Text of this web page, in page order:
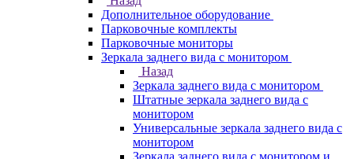
Дополнительное оборудование
Парковочные комплекты
Парковочные мониторы
Зеркала заднего вида с монитором
Назад
Зеркала заднего вида с монитором
Штатные зеркала заднего вида с
монитором
Универсальные зеркала заднего вида с
монитором
Зеркала заднего вида с монитором и